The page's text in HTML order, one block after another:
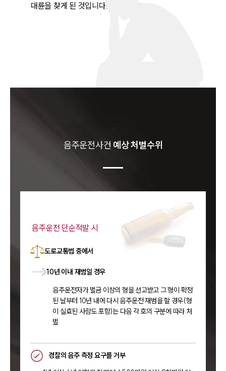
대륜을 찾게 된 것입니다.
음주운전사건 예상 처벌수위
음주운전 단순적발 시
도로교통법 중에서
10년 이내 재범일 경우
음주운전자가 벌금 이상의 형을 선고받고 그 형이 확정
된 날부터 10년 내에 다시 음주운전 재범을 할 경우(형
이 실효된 사람도 포함)는 다음 각 호의 구분에 따라 처
벌
경찰의 음주 측정 요구를 거부